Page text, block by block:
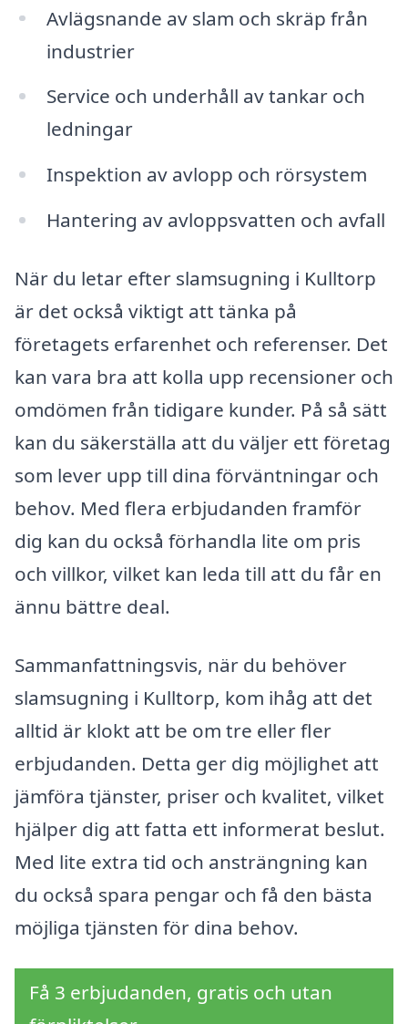
Avlägsnande av slam och skräp från
industrier
Service och underhåll av tankar och
ledningar
Inspektion av avlopp och rörsystem
Hantering av avloppsvatten och avfall
När du letar efter slamsugning i Kulltorp
är det också viktigt att tänka på
företagets erfarenhet och referenser. Det
kan vara bra att kolla upp recensioner och
omdömen från tidigare kunder. På så sätt
kan du säkerställa att du väljer ett företag
som lever upp till dina förväntningar och
behov. Med flera erbjudanden framför
dig kan du också förhandla lite om pris
och villkor, vilket kan leda till att du får en
ännu bättre deal.
Sammanfattningsvis, när du behöver
slamsugning i Kulltorp, kom ihåg att det
alltid är klokt att be om tre eller fler
erbjudanden. Detta ger dig möjlighet att
jämföra tjänster, priser och kvalitet, vilket
hjälper dig att fatta ett informerat beslut.
Med lite extra tid och ansträngning kan
du också spara pengar och få den bästa
möjliga tjänsten för dina behov.
Få 3 erbjudanden, gratis och utan